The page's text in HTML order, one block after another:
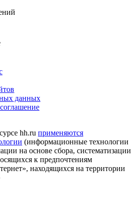
данных
hh.ru применяются
(информационные технологии
на основе сбора, систематизации
к предпочтениям
находящихся на территории